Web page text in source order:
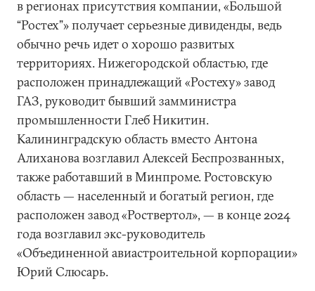
в регионах присутствия компании, «Большой
“Ростех”» получает серьезные дивиденды, ведь
обычно речь идет о хорошо развитых
территориях. Нижегородской областью, где
расположен принадлежащий «Ростеху» завод
ГАЗ, руководит бывший замминистра
промышленности Глеб Никитин.
Калининградскую область вместо Антона
Алиханова возглавил Алексей Беспрозванных,
также работавший в Минпроме. Ростовскую
область — населенный и богатый регион, где
расположен завод «Роствертол», — в конце 2024
года возглавил экс-руководитель
«Объединенной авиастроительной корпорации»
Юрий Слюсарь.